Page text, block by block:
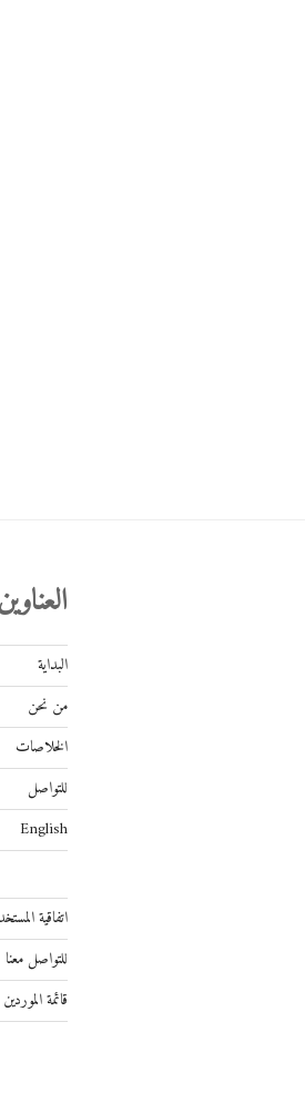
البداية
من نحن
الخلاصات
للتواصل
English
اتفاقية
للتواصل معنا
قائمة الموردين